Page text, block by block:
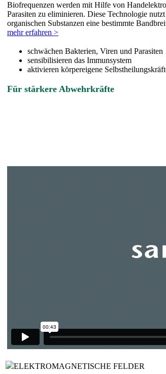
Biofrequenzen werden mit Hilfe von
Parasiten zu eliminieren. Diese Technologie
organischen Substanzen eine bestimmte
mehr erfahren >
schwächen Bakterien, Viren und Parasiten
sensibilisieren das Immunsystem
aktivieren körpereigene
Für stärkere Abwehrkräfte
ELEKTROMAGNETISCHE FELDER